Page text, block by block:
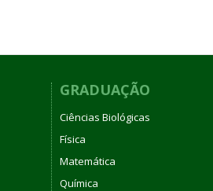
GRADUAÇÃO
Ciências Biológicas
Física
Matemática
Química